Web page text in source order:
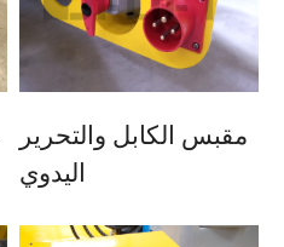
مقبس الكابل والتحرير
اليدوي